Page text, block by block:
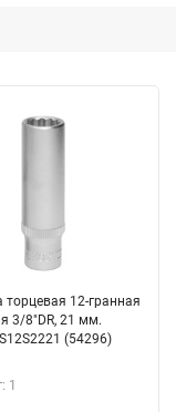
торцевая 12-гранная
3/8"DR, 21 мм.
(54296)
1